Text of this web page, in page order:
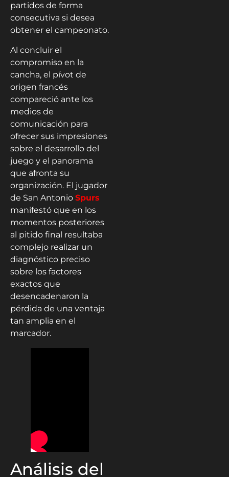
partidos de forma
consecutiva si desea
obtener el campeonato.
Al concluir el
compromiso en la
cancha, el pívot de
origen francés
compareció ante los
medios de
comunicación para
ofrecer sus impresiones
sobre el desarrollo del
juego y el panorama
que afronta su
organización. El jugador
de San Antonio Spurs
manifestó que en los
momentos posteriores
al pitido final resultaba
complejo realizar un
diagnóstico preciso
sobre los factores
exactos que
desencadenaron la
pérdida de una ventaja
tan amplia en el
marcador.
Análisis del